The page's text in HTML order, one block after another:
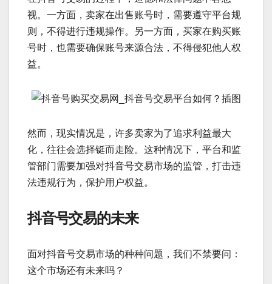
视。一方面，卖家在出售账号时，需要遵守平台规
则，不得进行违规操作。另一方面，买家在购买账
号时，也需要确保账号来源合法，不得侵犯他人权
益。
然而，现实情况是，许多卖家为了追求利益最大
化，往往会选择铤而走险。这种情况下，平台和监
管部门需要加强对抖音号交易市场的监管，打击违
法违规行为，保护用户权益。
抖音号交易的未来
面对抖音号交易市场的种种问题，我们不禁要问：
这个市场还有未来吗？